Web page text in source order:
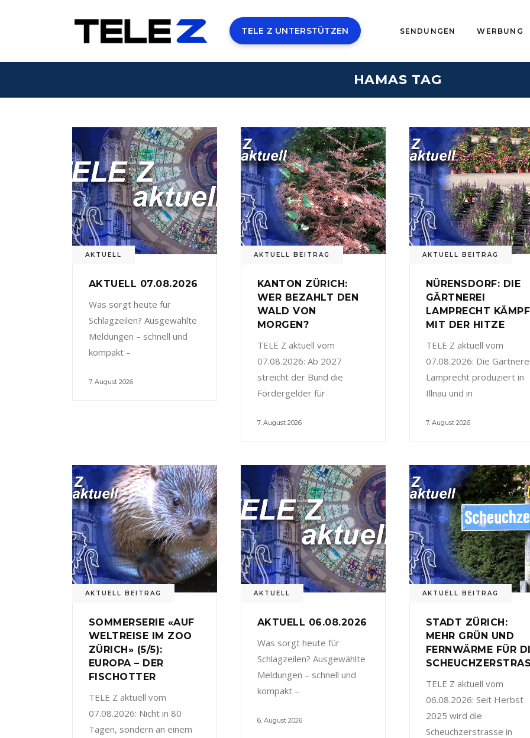
TELE Z UNTERSTÜTZEN SENDUNGEN WERBUNG
HAMAS TAG
AKTUELL
AKTUELL 07.08.2026
Was sorgt heute für
Schlagzeilen? Ausgewählte
Meldungen – schnell und
kompakt –
7. August 2026
AKTUELL BEITRAG
KANTON ZÜRICH:
WER BEZAHLT DEN
WALD VON
MORGEN?
TELE Z aktuell vom
07.08.2026: Ab 2027
streicht der Bund die
Fördergelder für
7. August 2026
AKTUELL BEITRAG
NÜRENSDORF: DIE
GÄRTNEREI
LAMPRECHT
MIT DER HITZE
TELE Z aktuell vom
07.08.2026: Die
Lamprecht produziert in
Illnau und in
7. August 2026
AKTUELL BEITRAG
SOMMERSERIE «AUF
WELTREISE IM ZOO
ZÜRICH» (5/5):
EUROPA – DER
FISCHOTTER
TELE Z aktuell vom
07.08.2026: Nicht in 80
Tagen, sondern an einem
AKTUELL
AKTUELL 06.08.2026
Was sorgt heute für
Schlagzeilen? Ausgewählte
Meldungen – schnell und
kompakt –
6. August 2026
AKTUELL BEITRAG
STADT ZÜRICH:
MEHR GRÜN UND
FERNWÄRME FÜR
TELE Z aktuell vom
06.08.2026: Seit Herbst
2025 wird die
Scheuchzerstrasse in